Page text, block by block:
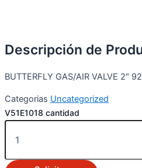
Descripción de
BUTTERFLY GAS/AIR VALVE 2″
Categorias Uncategorized
V51E1018 cantidad